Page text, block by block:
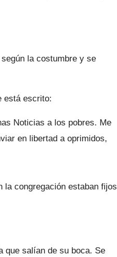
la costumbre y se
está escrito:
Noticias a los pobres. Me
en libertad a oprimidos,
congregación estaban fijos
que salían de su boca. Se